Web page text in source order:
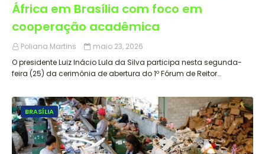
África em Brasília com foco em
cooperação acadêmica
Poliana Martins
maio 23, 2026
O presidente Luiz Inácio Lula da Silva participa nesta segunda-
feira (25) da cerimônia de abertura do 1º Fórum de Reitor…
BRASÍLIA